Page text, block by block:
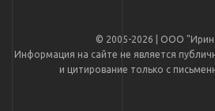
© 2005-2026 | ООО
Информация на сайте не является
и цитирование только с